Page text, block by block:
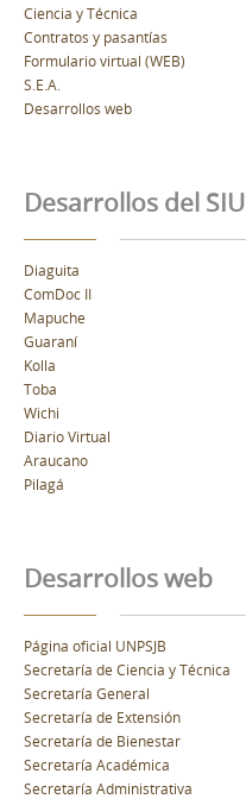
Ciencia y Técnica
Contratos y pasantías
Formulario virtual (WEB)
S.E.A.
Desarrollos web
Desarrollos del SIU
Diaguita
ComDoc II
Mapuche
Guaraní
Kolla
Toba
Wichi
Diario Virtual
Araucano
Pilagá
Desarrollos web
Página oficial UNPSJB
Secretaría de Ciencia y Técnica
Secretaría General
Secretaría de Extensión
Secretaría de Bienestar
Secretaría Académica
Secretaría Administrativa